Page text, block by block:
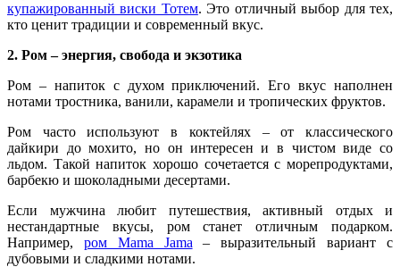
купажированный виски Тотем. Это отличный выбор для тех,
кто ценит традиции и современный вкус.
2. Ром – энергия, свобода и экзотика
Ром – напиток с духом приключений. Его вкус наполнен
нотами тростника, ванили, карамели и тропических фруктов.
Ром часто используют в коктейлях – от классического
дайкири до мохито, но он интересен и в чистом виде со
льдом. Такой напиток хорошо сочетается с морепродуктами,
барбекю и шоколадными десертами.
Если мужчина любит путешествия, активный отдых и
нестандартные вкусы, ром станет отличным подарком.
Например, ром Mama Jama – выразительный вариант с
дубовыми и сладкими нотами.